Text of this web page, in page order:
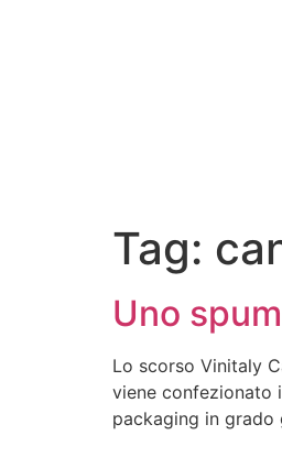
Tag:
Uno
Lo scorso Vinitaly
viene confezionato
packaging in